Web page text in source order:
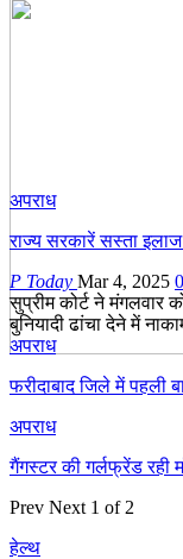
अपराध
राज्य सरकारें सस्ता
P Today Mar 4, 2025 0
सुप्रीम कोर्ट ने मंगलवार
बुनियादी ढांचा देने में
अपराध
फरीदाबाद जिले में पहली
अपराध
गैंगस्टर की गर्लफ्रेंड रही
Prev Next 1 of 2
हेल्थ